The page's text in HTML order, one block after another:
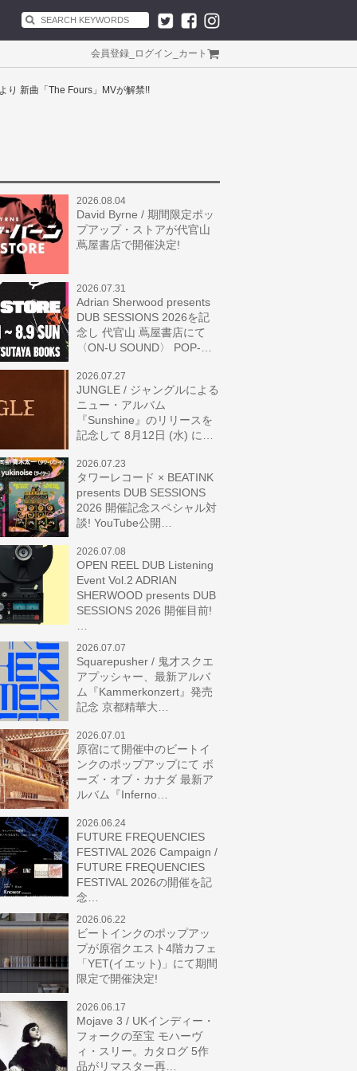
会員登録 ログイン カート
り 新曲「The Fours」MVが解禁!!
2026.08.04
David Byrne / 期間限定ポッ
プアップ・ストアが代官山
蔦屋書店で開催決定!
2026.07.31
Adrian Sherwood presents
DUB SESSIONS 2026を記
念し 代官山 蔦屋書店にて
〈ON-U SOUND〉 POP-…
2026.07.27
JUNGLE / ジャングルによる
ニュー・アルバム
『Sunshine』のリリースを
記念して 8月12日 (水) に…
2026.07.23
タワーレコード × BEATINK
presents DUB SESSIONS
2026 開催記念スペシャル対
談! YouTube公開…
2026.07.08
OPEN REEL DUB Listening
Event Vol.2 ADRIAN
SHERWOOD presents DUB
SESSIONS 2026 開催目前!
2026.07.07
Squarepusher / 鬼才スクエ
アプッシャー、最新アルバ
ム『Kammerkonzert』発売
記念 京都精華大…
2026.07.01
原宿にて開催中のビートイ
ンクのポップアップにて ボ
ーズ・オブ・カナダ 最新ア
ルバム『Inferno…
2026.06.24
FUTURE FREQUENCIES
FESTIVAL 2026 Campaign /
FUTURE FREQUENCIES
FESTIVAL 2026の開催を記
念…
2026.06.22
ビートインクのポップアッ
プが原宿クエスト4階カフェ
「YET(イエット)」にて期間
限定で開催決定!
2026.06.17
Mojave 3 / UKインディー・
フォークの至宝 モハーヴ
ィ・スリー。カタログ 5作
品がリマスター再…